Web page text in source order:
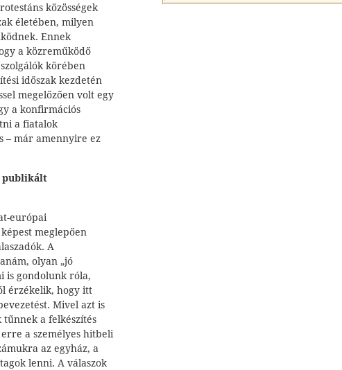
közösségek
életében, milyen
Ennek
a közreműködő
körében
időszak kezdetén
megelőzően volt egy
a konfirmációs
a fiatalok
– már amennyire ez
publikált
európai
meglepően
A
olyan „jó
is gondolunk róla,
érzékelik, hogy itt
Mivel azt is
tűnnek a felkészítés
a személyes hitbeli
az egyház, a
lenni. A válaszok